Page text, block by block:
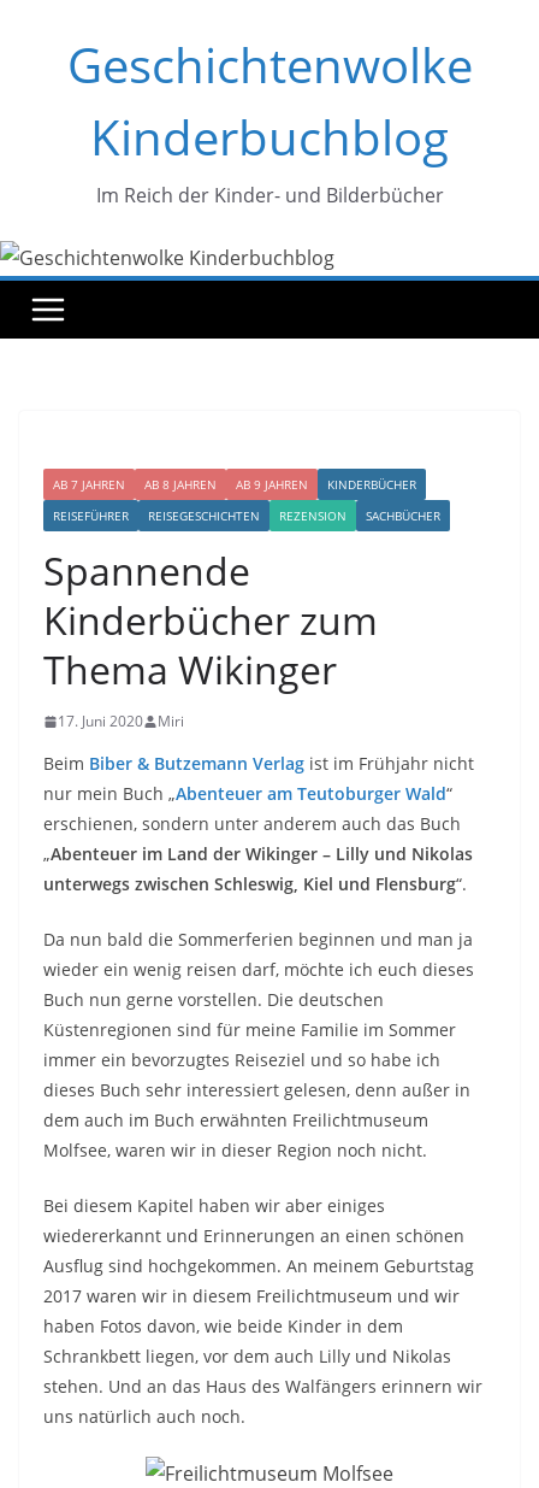
springenGeschichtenwolke
Kinderbuchblog
Im Reich der Kinder- und Bilderbücher
AB 7 JAHREN AB 8 JAHREN AB 9 JAHREN
KINDERBÜCHER
REISEFÜHRER
REISEGESCHICHTEN REZENSION SACHBÜCHER
Spannende
Kinderbücher zum
Thema Wikinger
17. Juni 2020 Miri
Beim Biber & Butzemann Verlag ist im Frühjahr nicht
nur mein Buch „Abenteuer am Teutoburger Wald“
erschienen, sondern unter anderem auch das Buch
„Abenteuer im Land der Wikinger – Lilly und Nikolas
unterwegs zwischen Schleswig, Kiel und Flensburg“.
Da nun bald die Sommerferien beginnen und man ja
wieder ein wenig reisen darf, möchte ich euch dieses
Buch nun gerne vorstellen. Die deutschen
Küstenregionen sind für meine Familie im Sommer
immer ein bevorzugtes Reiseziel und so habe ich
dieses Buch sehr interessiert gelesen, denn außer in
dem auch im Buch erwähnten Freilichtmuseum
Molfsee, waren wir in dieser Region noch nicht.
Bei diesem Kapitel haben wir aber einiges
wiedererkannt und Erinnerungen an einen schönen
Ausflug sind hochgekommen. An meinem Geburtstag
2017 waren wir in diesem Freilichtmuseum und wir
haben Fotos davon, wie beide Kinder in dem
Schrankbett liegen, vor dem auch Lilly und Nikolas
stehen. Und an das Haus des Walfängers erinnern wir
uns natürlich auch noch.